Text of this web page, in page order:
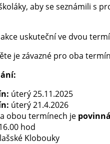
aby se seznámili s
uskuteční ve dvou
je závazné pro oba
úterý 25.11.2025
úterý 21.4.2026
obou termínech je povinná
hod
Klobouky